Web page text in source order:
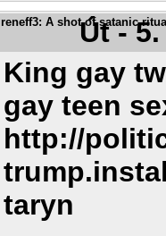
reneff3: A shot of satanic
Út -
King gay
gay teen
http://
taryn